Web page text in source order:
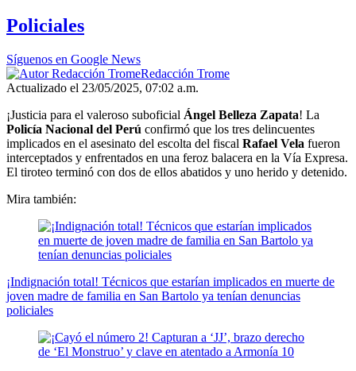
minutes,
9
seconds
Policiales
Síguenos en Google News
Redacción Trome
Actualizado el 23/05/2025, 07:02 a.m.
¡Justicia para el valeroso suboficial Ángel Belleza Zapata! La
Policía Nacional del Perú confirmó que los tres delincuentes
implicados en el asesinato del escolta del fiscal Rafael Vela fueron
interceptados y enfrentados en una feroz balacera en la Vía Expresa.
El tiroteo terminó con dos de ellos abatidos y uno herido y detenido.
Mira también:
¡Indignación total! Técnicos que estarían implicados en muerte de
joven madre de familia en San Bartolo ya tenían denuncias
policiales